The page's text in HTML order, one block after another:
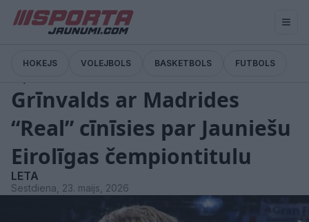
HOKEJS VOLEJBOLS BASKETBOLS FUTBOLS
Grīnvalds ar Madrides
“Real” cīnīsies par Jauniešu
Eirolīgas čempiontitulu
LETA
Sestdiena, 23. maijs, 2026